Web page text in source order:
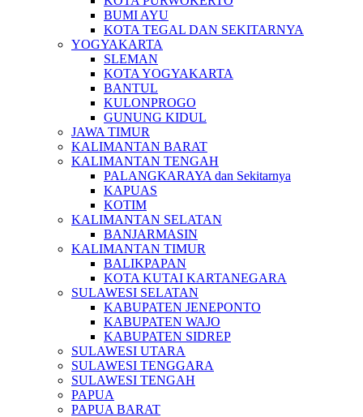
BUMI AYU
KOTA TEGAL DAN SEKITARNYA
YOGYAKARTA
SLEMAN
KOTA YOGYAKARTA
BANTUL
KULONPROGO
GUNUNG KIDUL
JAWA TIMUR
KALIMANTAN BARAT
KALIMANTAN TENGAH
PALANGKARAYA dan Sekitarnya
KAPUAS
KOTIM
KALIMANTAN SELATAN
BANJARMASIN
KALIMANTAN TIMUR
BALIKPAPAN
KOTA KUTAI KARTANEGARA
SULAWESI SELATAN
KABUPATEN JENEPONTO
KABUPATEN WAJO
KABUPATEN SIDREP
SULAWESI UTARA
SULAWESI TENGGARA
SULAWESI TENGAH
PAPUA
PAPUA BARAT